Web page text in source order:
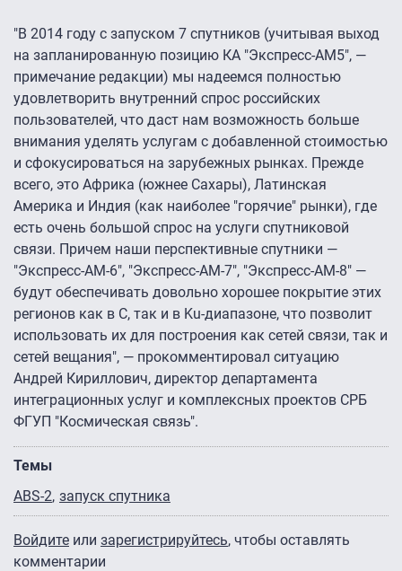
"В 2014 году с запуском 7 спутников (учитывая выход
на запланированную позицию КА "Экспресс-АМ5″, —
примечание редакции) мы надеемся полностью
удовлетворить внутренний спрос российских
пользователей, что даст нам возможность больше
внимания уделять услугам с добавленной стоимостью
и сфокусироваться на зарубежных рынках. Прежде
всего, это Африка (южнее Сахары), Латинская
Америка и Индия (как наиболее "горячие" рынки), где
есть очень большой спрос на услуги спутниковой
связи. Причем наши перспективные спутники —
"Экспресс-АМ-6″, "Экспресс-АМ-7″, "Экспресс-АМ-8″ —
будут обеспечивать довольно хорошее покрытие этих
регионов как в C, так и в Ku-диапазоне, что позволит
использовать их для построения как сетей связи, так и
сетей вещания", — прокомментировал ситуацию
Андрей Кириллович, директор департамента
интеграционных услуг и комплексных проектов СРБ
ФГУП "Космическая связь".
Темы
ABS-2 запуск спутника
Войдите или зарегистрируйтесь, чтобы оставлять
комментарии